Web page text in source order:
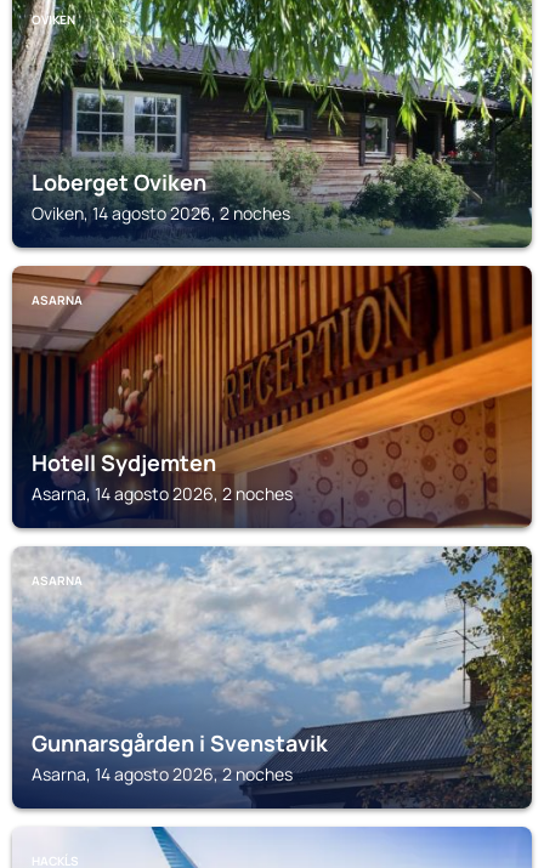
OVIKEN
Loberget Oviken
Oviken, 14 agosto 2026, 2 noches
ASARNA
Hotell Sydjemten
Asarna, 14 agosto 2026, 2 noches
ASARNA
Gunnarsgården i Svenstavik
Asarna, 14 agosto 2026, 2 noches
HACKĹS